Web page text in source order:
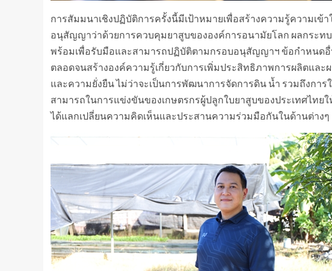
การสัมมนาเชิงปฏิบัติการครั้งนี้มีเป้าหมายเพื่อสร้างความรู้ความเข้
อนุสัญญาว่าด้วยการควบคุมยาสูบขององค์การอนามัยโลก ผลกระท
พร้อมเพื่อรับมือและสามารถปฏิบัติตามกรอบอนุสัญญาฯ ข้อกำหนด
ตลอดจนสร้างองค์ความรู้เกี่ยวกับการเพิ่มประสิทธิภาพการผลิตแล
และความยั่งยืน ไม่ว่าจะเป็นการพัฒนาการจัดการดิน น้ำ รวมถึงกา
สามารถในการแข่งขันของเกษตรกรผู้ปลูกใบยาสูบของประเทศไทย
ได้แลกเปลี่ยนความคิดเห็นและประสานความร่วมมือกันในด้านต่างๆ